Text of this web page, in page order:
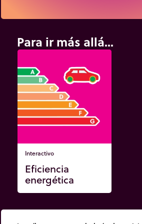
Para ir más allá...
Interactivo
Eficiencia
energética